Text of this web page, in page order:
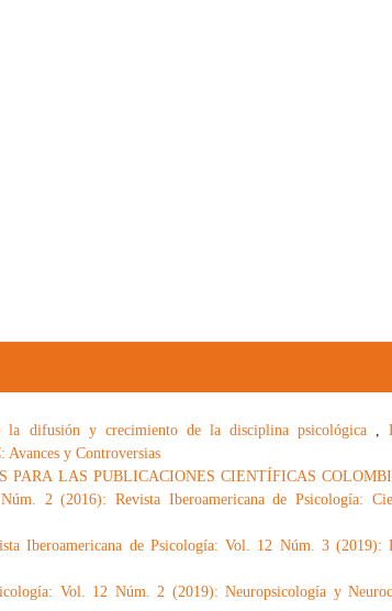
la difusión y crecimiento de la disciplina psicológica ,
y Controversias
PARA LAS PUBLICACIONES CIENTÍFICAS
2 (2016): Revista Iberoamericana de Psicología:
Iberoamericana de Psicología: Vol. 12 Núm. 3 (2019):
Vol. 12 Núm. 2 (2019): Neuropsicología y